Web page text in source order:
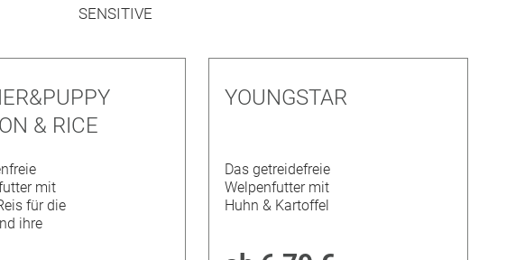
& RICE
mit
für die
ihre
YOUNGSTAR
Das getreidefreie
Welpenfutter mit
Huhn & Kartoffel